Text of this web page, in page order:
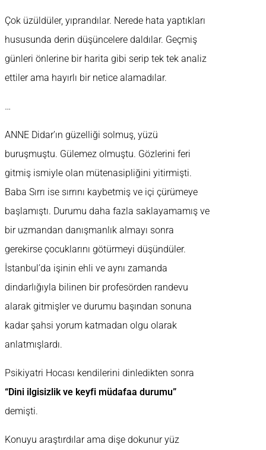
Çok üzüldüler, yıprandılar. Nerede hata yaptıkları
hususunda derin düşüncelere daldılar. Geçmiş
günleri önlerine bir harita gibi serip tek tek analiz
ettiler ama hayırlı bir netice alamadılar.
…
ANNE Didar’ın güzelliği solmuş, yüzü
buruşmuştu. Gülemez olmuştu. Gözlerini feri
gitmiş ismiyle olan mütenasipliğini yitirmişti.
Baba Sırrı ise sırrını kaybetmiş ve içi çürümeye
başlamıştı. Durumu daha fazla saklayamamış ve
bir uzmandan danışmanlık almayı sonra
gerekirse çocuklarını götürmeyi düşündüler.
İstanbul’da işinin ehli ve aynı zamanda
dindarlığıyla bilinen bir profesörden randevu
alarak gitmişler ve durumu başından sonuna
kadar şahsi yorum katmadan olgu olarak
anlatmışlardı.
Psikiyatri Hocası kendilerini dinledikten sonra
“Dini ilgisizlik ve keyfi müdafaa durumu”
demişti.
Konuyu araştırdılar ama dişe dokunur yüz